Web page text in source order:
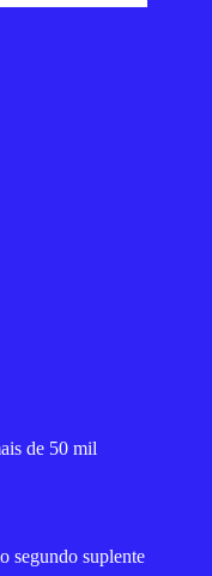
de 50 mil
segundo suplente